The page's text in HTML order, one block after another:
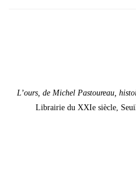
L’ours, de Michel Pas­tou­reau,
Librai­rie du XXIe siècle,